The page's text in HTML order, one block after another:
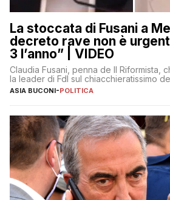
La stoccata di Fusani a
decreto rave non è
3 l’anno” | VIDEO
Claudia Fusani, penna de Il Riformista,
la leader di FdI sul chiacchieratissimo
ASIA BUCONI-POLITICA